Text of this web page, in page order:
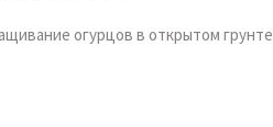
огурцов в открытом грунте